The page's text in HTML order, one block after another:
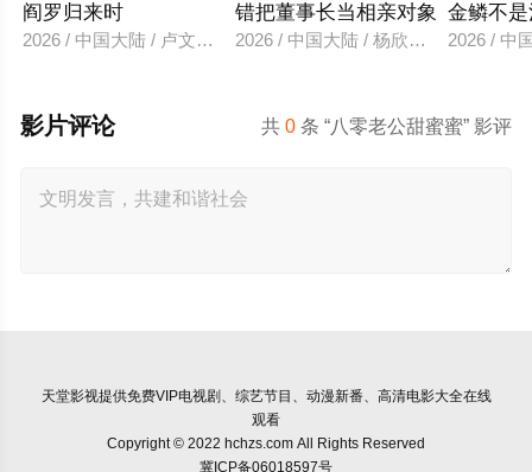
阎罗归来时
2026 / 中国大陆 / 卢文洁＆谢伊博
错把董事长当相亲对象
2026 / 中国大陆 / 杨欣芮＆滕林＆马
金鳞不
2026 / 中
共0 条 “八零老公甜蜜蜜” 影评
影片评论
天堂影视提供免费VIP电视剧、综艺节目、动漫新番、高清电影大全在线
观看
Copyright © 2022 hchzs.com All Rights Reserved
冀ICP备06018597号